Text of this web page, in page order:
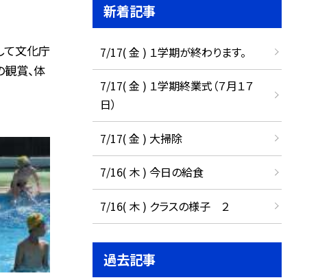
て文化庁
観賞、体
新着記事
7/17( 金 ) １学期が終わります。
7/17( 金 ) １学期終業式（７月１７
日）
7/17( 金 ) 大掃除
7/16( 木 ) 今日の給食
7/16( 木 ) クラスの様子 ２
過去記事